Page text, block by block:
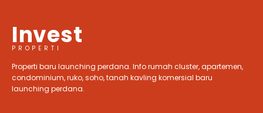
Invest
PROPERTI
Properti baru launching perdana. Info rumah cluster, apartemen,
condominium, ruko, soho, tanah kavling komersial baru
launching perdana.